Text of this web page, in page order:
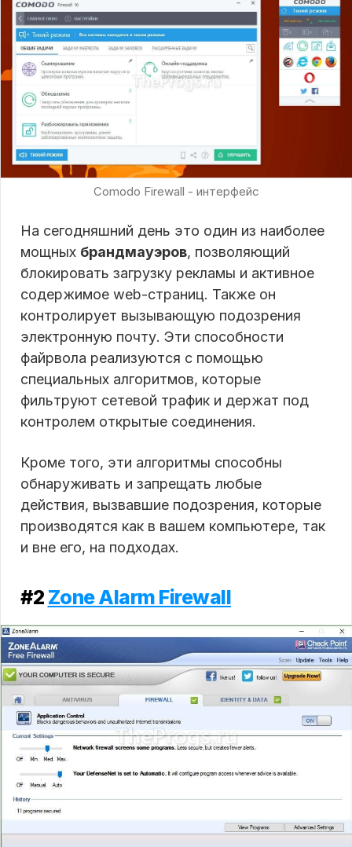
Comodo Firewall - интерфейс
На сегодняшний день это один из наиболее
мощных брандмауэров, позволяющий
блокировать загрузку рекламы и активное
содержимое web-страниц. Также он
контролирует вызывающую подозрения
электронную почту. Эти способности
файрвола реализуются с помощью
специальных алгоритмов, которые
фильтруют сетевой трафик и держат под
контролем открытые соединения.
Кроме того, эти алгоритмы способны
обнаруживать и запрещать любые
действия, вызвавшие подозрения, которые
производятся как в вашем компьютере, так
и вне его, на подходах.
#2 Zone Alarm Firewall